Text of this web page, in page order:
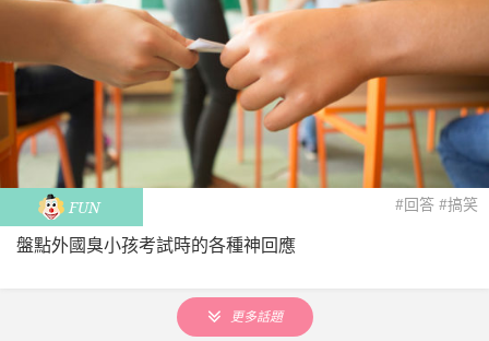
FUN #回答 #搞笑
盤點外國臭小孩考試時的各種神回應
更多話題